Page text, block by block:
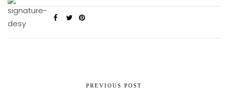
PREVIOUS POST